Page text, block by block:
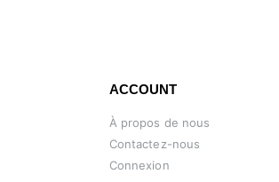
ACCOUNT
À propos de nous
Contactez-nous
Connexion